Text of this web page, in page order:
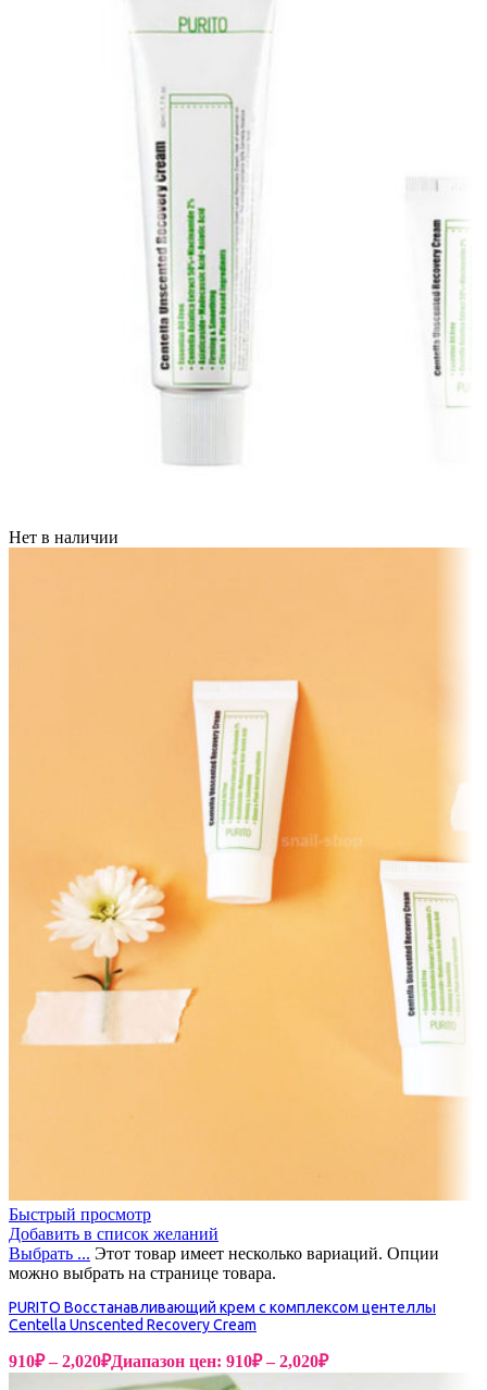
Нет в наличии
Быстрый просмотр
Добавить в список желаний
Выбрать ... Этот товар имеет несколько вариаций. Опции
можно выбрать на странице товара.
PURITO Восстанавливающий крем с комплексом центеллы
Centella Unscented Recovery Cream
910₽ – 2,020₽Диапазон цен: 910₽ – 2,020₽